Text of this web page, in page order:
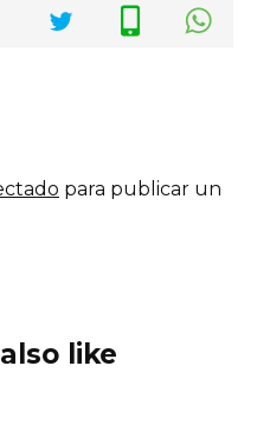
para publicar un
like